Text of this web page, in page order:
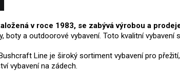
v roce 1983, se zabývá výrobou a
boty a outdoorové vybavení. Toto kvalitní
Line je široký sortiment vybavení pro
vybavení na zádech.